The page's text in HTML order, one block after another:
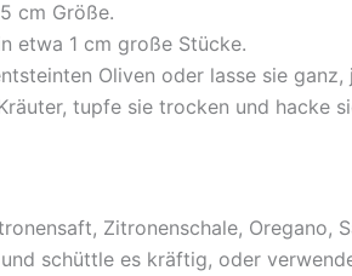
cm Größe.
etwa 1 cm große Stücke.
Oliven oder lasse sie ganz,
tupfe sie trocken und hacke
Zitronenschale, Oregano,
schüttle es kräftig, oder